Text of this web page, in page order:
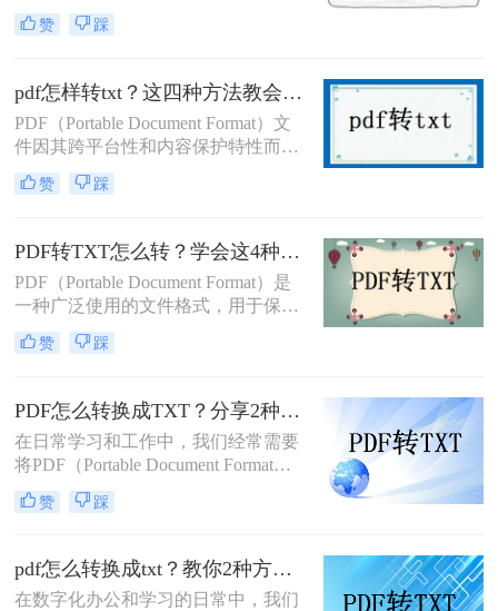
便于编辑、搜索或进一步的数据处
理。那么pdf如何转txt呢？本文将介绍
赞 踩
pdf怎样转txt？这四种方法教会你！
PDF（Portable Document Format）文
件因其跨平台性和内容保护特性而被
广泛使用。然而，有时我们需要将
PDF文件中的文本内容提取出来，并
行文本编辑、搜索或进一步处理。那
么PDF怎样转TXT呢？本文将介绍四
种将PDF转换为TXT的实用方法。
赞 踩
PDF转TXT怎么转？学会这4种方法轻松完成！
PDF（Portable Document Format）是
一种广泛使用的文件格式，用于保存
和共享文档。然而，在某些情况下，
我们可能希望将PDF转换为TXT（纯
索文档内容。那么PDF转TXT怎么转
呢？本文将介绍四种将PDF转换为
TXT的方法。
赞 踩
PDF怎么转换成TXT？分享2种实用转换方法！
在日常学习和工作中，我们经常需要
将PDF（Portable Document Format）
文件转换成TXT（Text）文件，以便
更方便地进行文本编辑、搜索和处
文将介绍两种将PDF文件转换成TXT
文件的方法。
赞 踩
pdf怎么转换成txt？教你2种方法快速提取文字！
在数字化办公和学习的日常中，我们